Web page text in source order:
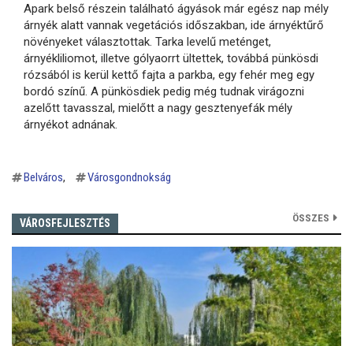
Apark belső részein található ágyások már egész nap mély
árnyék alatt vannak vegetációs időszakban, ide árnyéktűrő
növényeket választottak. Tarka levelű meténget,
árnyékliliomot, illetve gólyaorrt ültettek, továbbá pünkösdi
rózsából is kerül kettő fajta a parkba, egy fehér meg egy
bordó színű. A pünkösdiek pedig még tudnak virágozni
azelőtt tavasszal, mielőtt a nagy gesztenyefák mély
árnyékot adnának.
Belváros Városgondnokság
VÁROSFEJLESZTÉS ÖSSZES